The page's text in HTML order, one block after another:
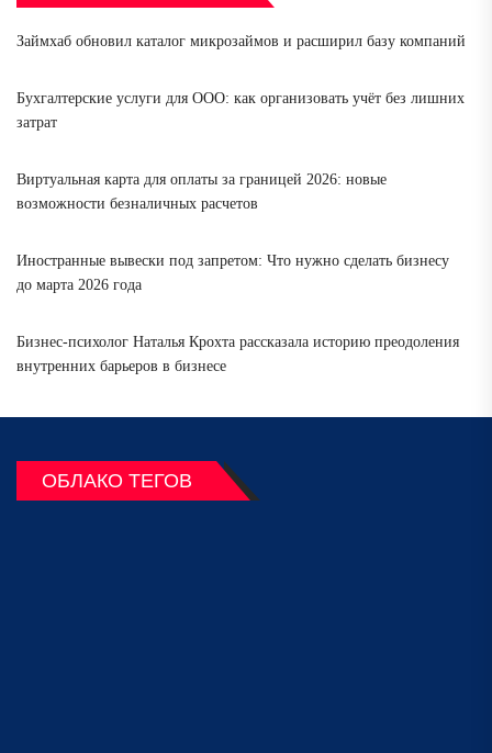
Займхаб обновил каталог микрозаймов и расширил базу компаний
Бухгалтерские услуги для ООО: как организовать учёт без лишних
затрат
Виртуальная карта для оплаты за границей 2026: новые
возможности безналичных расчетов
Иностранные вывески под запретом: Что нужно сделать бизнесу
до марта 2026 года
Бизнес-психолог Наталья Крохта рассказала историю преодоления
внутренних барьеров в бизнесе
ОБЛАКО ТЕГОВ